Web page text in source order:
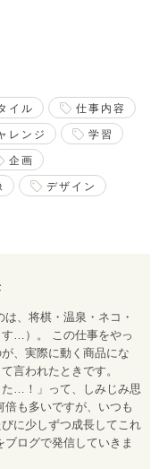
イル 仕事内容
レンジ 学習
企画
デザイン
、将棋・温泉・ネコ・
…）。 この仕事をやっ
、実際に動く商品にな
言われたときです。
た…！」って、しみじみ思
も多いですが、いつも
に少しずつ成長してこれ
ログで発信していきま